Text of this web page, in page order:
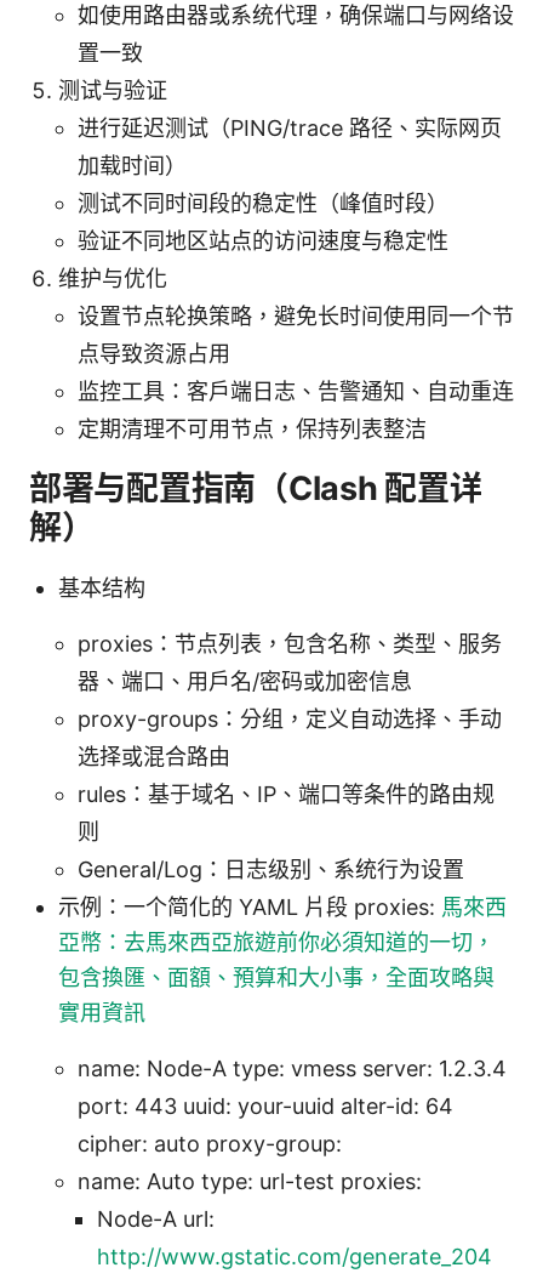
如使用路由器或系统代理，确保端口与网络设
置一致
测试与验证
进行延迟测试（PING/trace 路径、实际网页
加载时间）
测试不同时间段的稳定性（峰值时段）
验证不同地区站点的访问速度与稳定性
维护与优化
设置节点轮换策略，避免长时间使用同一个节
点导致资源占用
监控工具：客户端日志、告警通知、自动重连
定期清理不可用节点，保持列表整洁
部署与配置指南（Clash 配置详
解）
基本结构
proxies：节点列表，包含名称、类型、服务
器、端口、用户名/密码或加密信息
proxy-groups：分组，定义自动选择、手动
选择或混合路由
rules：基于域名、IP、端口等条件的路由规
则
General/Log：日志级别、系统行为设置
示例：一个简化的 YAML 片段 proxies: 馬來西
亞幣：去馬來西亞旅遊前你必須知道的一切，
包含換匯、面額、預算和大小事，全面攻略與
實用資訊
name: Node-A type: vmess server: 1.2.3.4
port: 443 uuid: your-uuid alter-id: 64
cipher: auto proxy-group:
name: Auto type: url-test proxies:
Node-A url:
http://www.gstatic.com/generate_204